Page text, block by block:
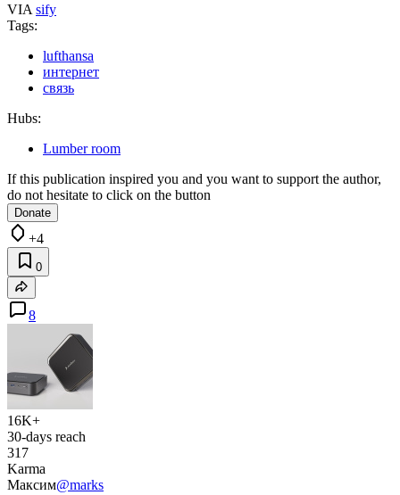
VIA sify
Tags:
lufthansa
интернет
связь
Hubs:
Lumber room
If this publication inspired you and you want to support the author,
do not hesitate to click on the button
Donate
+4
0
8
16K+
30-days reach
317
Karma
Максим@marks